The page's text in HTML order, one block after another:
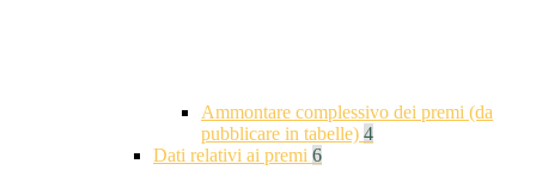
Ammontare complessivo dei premi (da
pubblicare in tabelle) 4
Dati relativi ai premi 6